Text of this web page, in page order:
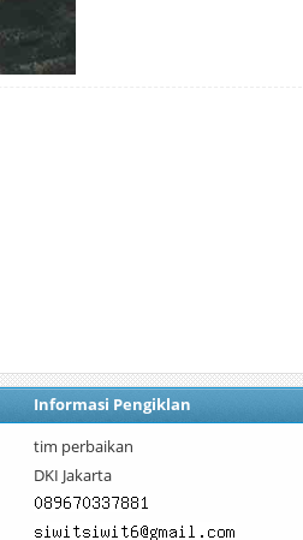
Informasi Pengiklan
tim perbaikan
DKI Jakarta